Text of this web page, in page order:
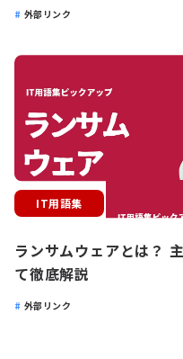
外部リンク
IT用語集
ランサムウェアとは？
て徹底解説
外部リンク